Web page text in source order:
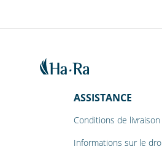
ASSISTANCE
Conditions de
Informations sur le